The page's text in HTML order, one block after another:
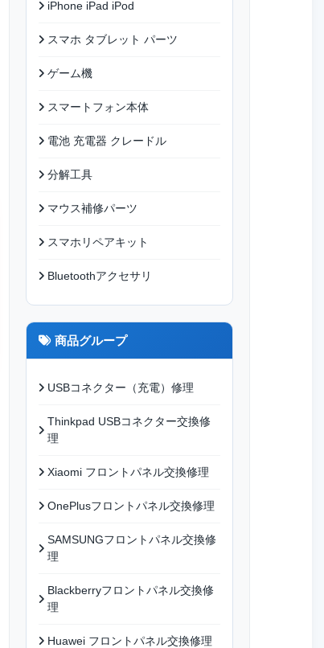
iPhone iPad iPod
スマホ タブレット パーツ
ゲーム機
スマートフォン本体
電池 充電器 クレードル
分解工具
マウス補修パーツ
スマホリペアキット
Bluetoothアクセサリ
商品グループ
USBコネクター（充電）修理
Thinkpad USBコネクター交換修
理
Xiaomi フロントパネル交換修理
OnePlusフロントパネル交換修理
SAMSUNGフロントパネル交換修
理
Blackberryフロントパネル交換修
理
Huawei フロントパネル交換修理